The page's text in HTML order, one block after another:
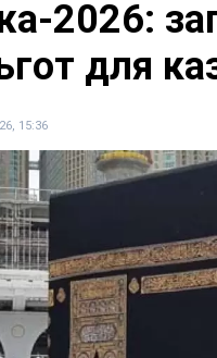
2026:
для
15:36